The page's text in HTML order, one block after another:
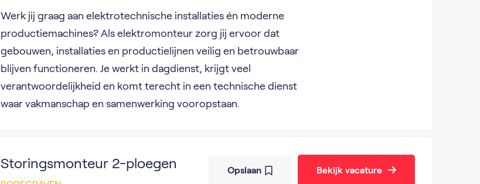
Werk jij graag aan elektrotechnische installaties én moderne
productiemachines? Als elektromonteur zorg jij ervoor dat
gebouwen, installaties en productielijnen veilig en betrouwbaar
blijven functioneren. Je werkt in dagdienst, krijgt veel
verantwoordelijkheid en komt terecht in een technische dienst
waar vakmanschap en samenwerking vooropstaan.
Storingsmonteur 2-ploegen Opslaan Bekijk vacature